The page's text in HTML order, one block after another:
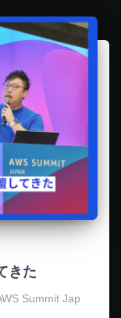
きた
Summit Jap